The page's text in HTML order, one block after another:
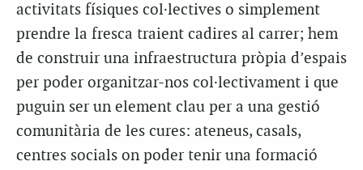
activitats físiques col·lectives o simplement
prendre la fresca traient cadires al carrer; hem
de construir una infraestructura pròpia d’espais
per poder organitzar-nos col·lectivament i que
puguin ser un element clau per a una gestió
comunitària de les cures: ateneus, casals,
centres socials on poder tenir una formació